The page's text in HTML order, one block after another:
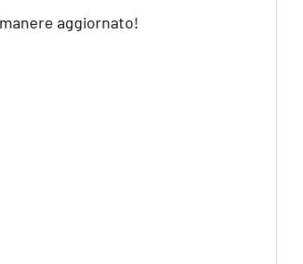
aggiornato!